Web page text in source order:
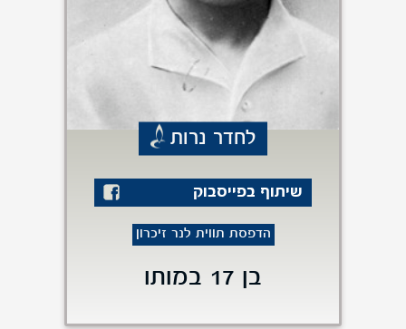
לחדר נרות
שיתוף בפייסבוק
הדפסת תווית לנר זיכרון
בן 17 במותו